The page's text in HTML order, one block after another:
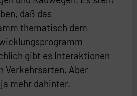
daß das
thematisch dem
gibt es Interaktionen
Verkehrsarten. Aber
mehr dahinter.